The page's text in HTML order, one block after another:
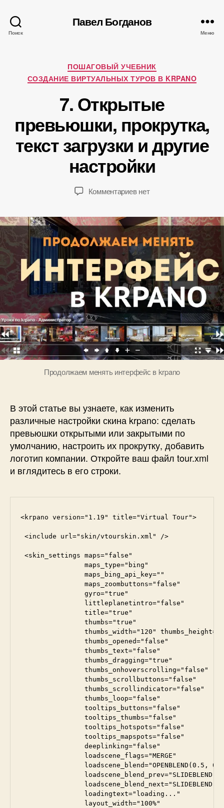
Поиск
Павел Богданов
Меню
Рубрики
ПОШАГОВЫЙ УЧЕБНИК
СОЗДАНИЕ ВИРТУАЛЬНЫХ ТУРОВ В KRPANO
7. Открытые
превьюшки, прокрутка,
текст загрузки и другие
настройки
записи
А
т
о
р
:
П
а
в
л
о
г
д
а
н
о
в
записи
1
8
.
1
.
1
5
Комментариевк
Открытые
превьюшки,
прокрутка,
текст
загрузки
и
другие
настройки
нет
Продолжаем менять интерфейс в krpano
В этой статье вы узнаете, как изменить
различные настройки скина krpano: сделать
превьюшки открытыми или закрытыми по
умолчанию, настроить их прокрутку, добавить
логотип компании. Откройте ваш файл tour.xml
и вглядитесь в его строки.
<krpano version="1.19" title="Virtual Tour">
<include url="skin/vtourskin.xml" />
<skin_settings maps="false"
                maps_type="bing"
                maps_bing_api_key=""
                maps_zoombuttons="false"
                gyro="true"
                littleplanetintro="false"
                title="true"
                thumbs="true"
thumbs_width="120"
                thumbs_opened="false"
                thumbs_text="false"
                thumbs_dragging="true"
                thumbs_onhoverscrolling="false"
                thumbs_scrollbuttons="false"
                thumbs_scrollindicator="false"
                thumbs_loop="false"
                tooltips_buttons="false"
                tooltips_thumbs="false"
                tooltips_hotspots="false"
                tooltips_mapspots="false"
                deeplinking="false"
                loadscene_flags="MERGE"
loadscene_blend="OPENBLEND(0.5,
                loadingtext="loading..."
                layout_width="100%"